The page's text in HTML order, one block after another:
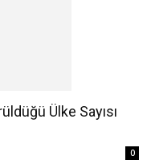
Ülke Sayısı
0